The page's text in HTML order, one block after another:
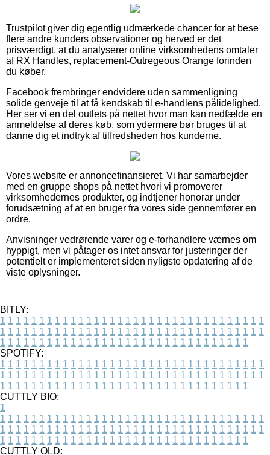
Trustpilot giver dig egentlig udmærkede chancer for at bese
flere andre kunders observationer og herved er det
prisværdigt, at du analyserer online virksomhedens omtaler
af RX Handles, replacement-Outregeous Orange forinden
du køber.
Facebook frembringer endvidere uden sammenligning
solide genveje til at få kendskab til e-handlens pålidelighed.
Her ser vi en del outlets på nettet hvor man kan nedfælde en
anmeldelse af deres køb, som ydermere bør bruges til at
danne dig et indtryk af tilfredsheden hos kunderne.
Vores website er annoncefinansieret. Vi har samarbejder
med en gruppe shops på nettet hvori vi promoverer
virksomhedernes produkter, og indtjener honorar under
forudsætning af at en bruger fra vores side gennemfører en
ordre.
Anvisninger vedrørende varer og e-forhandlere værnes om
hyppigt, men vi påtager os intet ansvar for justeringer der
potentielt er implementeret siden nyligste opdatering af de
viste oplysninger.
BITLY:
1 1 1 1 1 1 1 1 1 1 1 1 1 1 1 1 1 1 1 1 1 1 1 1 1 1 1 1 1 1 1 1 1 1
1 1 1 1 1 1 1 1 1 1 1 1 1 1 1 1 1 1 1 1 1 1 1 1 1 1 1 1 1 1 1 1 1 1
1 1 1 1 1 1 1 1 1 1 1 1 1 1 1 1 1 1 1 1 1 1 1 1 1 1 1 1 1 1 1 1
SPOTIFY:
1 1 1 1 1 1 1 1 1 1 1 1 1 1 1 1 1 1 1 1 1 1 1 1 1 1 1 1 1 1 1 1 1 1
1 1 1 1 1 1 1 1 1 1 1 1 1 1 1 1 1 1 1 1 1 1 1 1 1 1 1 1 1 1 1 1 1 1
1 1 1 1 1 1 1 1 1 1 1 1 1 1 1 1 1 1 1 1 1 1 1 1 1 1 1 1 1 1 1 1
CUTTLY BIO:
1
1 1 1 1 1 1 1 1 1 1 1 1 1 1 1 1 1 1 1 1 1 1 1 1 1 1 1 1 1 1 1 1 1 1
1 1 1 1 1 1 1 1 1 1 1 1 1 1 1 1 1 1 1 1 1 1 1 1 1 1 1 1 1 1 1 1 1 1
1 1 1 1 1 1 1 1 1 1 1 1 1 1 1 1 1 1 1 1 1 1 1 1 1 1 1 1 1 1 1 1
CUTTLY OLD: